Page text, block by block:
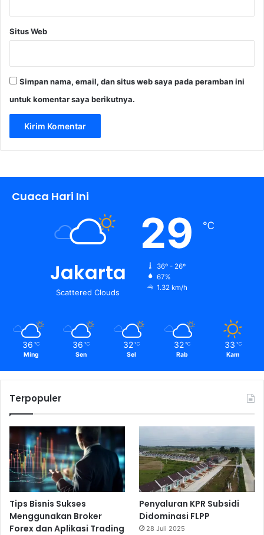
Situs Web
Simpan nama, email, dan situs web saya pada peramban ini
untuk komentar saya berikutnya.
Cuaca Hari Ini
Jakarta
Scattered Clouds
29 ℃
36º - 26º
67%
1.32 km/h
36 ℃
Ming
36 ℃
Sen
32 ℃
Sel
32 ℃
Rab
33 ℃
Kam
Terpopuler
Tips Bisnis Sukses
Menggunakan Broker
Forex dan Aplikasi Trading
Penyaluran KPR Subsidi
Didominasi FLPP
28 Juli 2025